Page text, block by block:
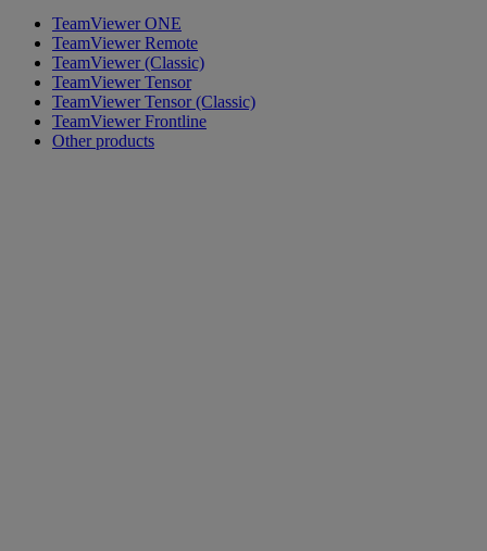
TeamViewer ONE
TeamViewer Remote
TeamViewer (Classic)
TeamViewer Tensor
TeamViewer Tensor (Classic)
TeamViewer Frontline
Other products